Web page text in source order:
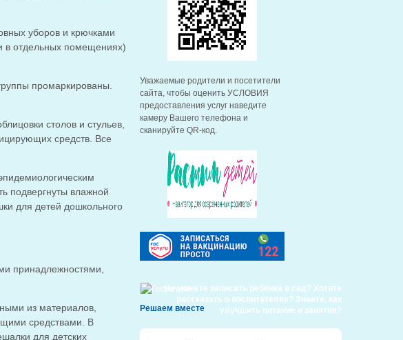
уборов и крючками
в отдельных помещениях)
промаркированы.
столов и стульев,
средств. Все
подвергнуты влажной
для детей дошкольного
принадлежностями,
из материалов,
средствами. В
для детских
Уважаемые родители и посетители
сайта, чтобы оценить УСЛОВИЯ
предоставления услуг наведите
камеру Вашего телефона и
сканируйте QR-код.
Решаем вместе
Не можете записать ребёнка в сад? Хотите
рассказать о воспитателях? Знаете, как
улучшить питание и занятия?